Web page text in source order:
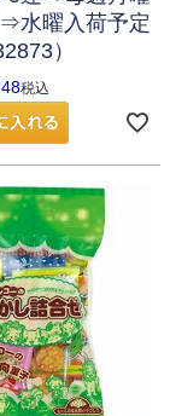
水曜入荷予定
）
税込